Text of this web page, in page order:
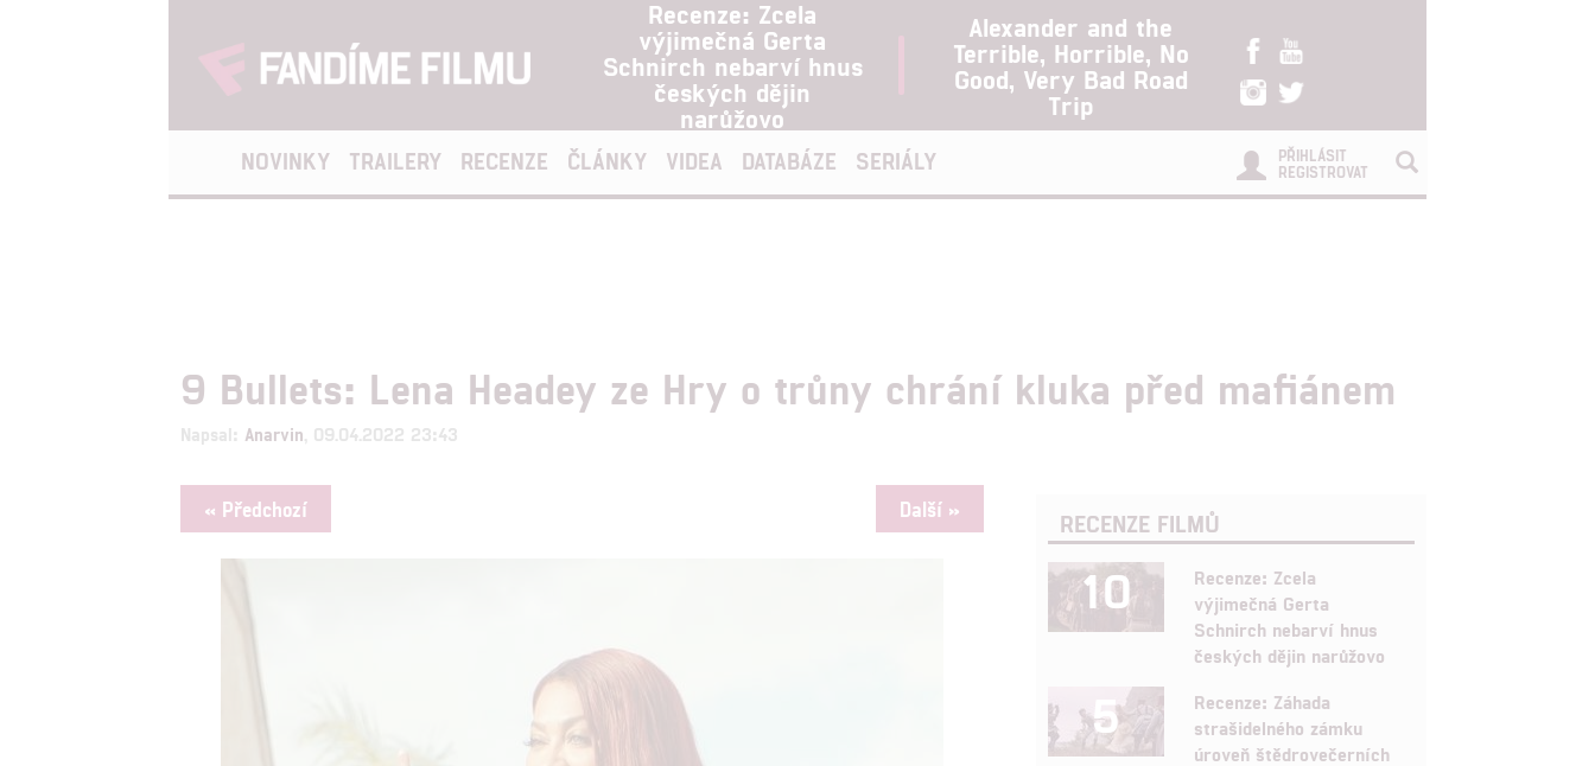
Recenze: Zcela
výjimečná Gerta
Schnirch nebarví hnus
českých dějin
narůžovo
Alexander and the
Terrible, Horrible, No
Good, Very Bad Road
Trip
NOVINKY TRAILERY RECENZE ČLÁNKY VIDEA DATABÁZE SERIÁLY
PŘIHLÁSIT
REGISTROVAT
9 Bullets: Lena Headey ze Hry o trůny chrání kluka před mafiánem
Napsal: Anarvin , 09.04.2022 23:43
« Předchozí Další » RECENZE FILMŮ
10
Recenze: Zcela
výjimečná Gerta
Schnirch nebarví hnus
českých dějin narůžovo
5
Recenze: Záhada
strašidelného zámku
úroveň štědrovečerních